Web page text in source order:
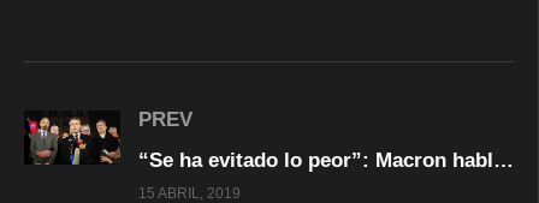
PREV
“Se ha evitado lo peor”: Macron habla del incendio de la catedral de Notre Dame de París
15 ABRIL, 2019